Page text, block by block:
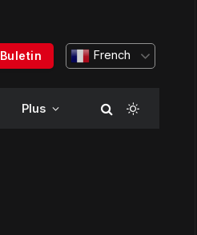
Buletin French
Plus